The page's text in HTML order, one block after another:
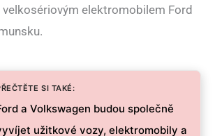
elektromobilem Ford
SI TAKÉ:
a Volkswagen budou společně
užitkové vozy, elektromobily a